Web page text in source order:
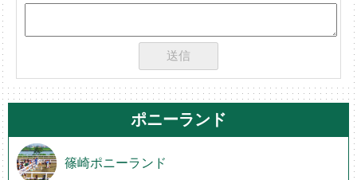
ポニーランド
篠崎ポニーランド